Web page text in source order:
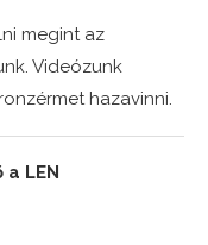
megint az
Videózunk
hazavinni.
LEN